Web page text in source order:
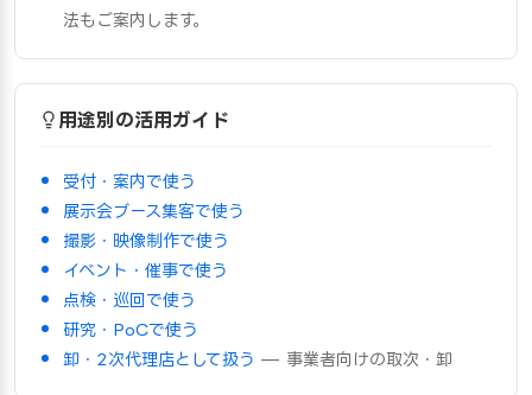
法もご案内します。
用途別の活用ガイド
受付・案内で使う
展示会ブース集客で使う
撮影・映像制作で使う
イベント・催事で使う
点検・巡回で使う
研究・PoCで使う
卸・2次代理店として扱う — 事業者向けの取次・卸